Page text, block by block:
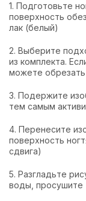
1. Подготовьте
поверхность
лак (белый)
2. Выберите
из комплекта.
можете
3. Подержите
тем самым
4. Перенесите
поверхность
сдвига)
5. Разгладьте
воды, просушите